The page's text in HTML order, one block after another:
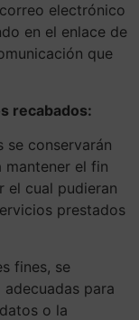
electrónico
en el enlace de
que
recabados:
se conservarán
mantener el fin
el cual pudieran
prestados
fines, se
para
o la